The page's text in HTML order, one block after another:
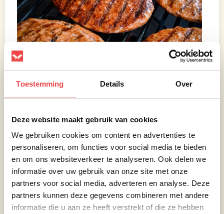
Toestemming Details Over
Deze website maakt gebruik van cookies
We gebruiken cookies om content en advertenties te
personaliseren, om functies voor social media te bieden
en om ons websiteverkeer te analyseren. Ook delen we
informatie over uw gebruik van onze site met onze
partners voor social media, adverteren en analyse. Deze
partners kunnen deze gegevens combineren met andere
informatie die u aan ze heeft verstrekt of die ze hebben